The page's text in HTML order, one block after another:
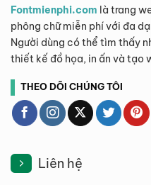
Fontmienphi.com là trang
phông chữ miễn phí với đa
Người dùng có thể tìm thấy
thiết kế đồ họa, in ấn và tạo
THEO DÕI CHÚNG TÔI
Liên hệ